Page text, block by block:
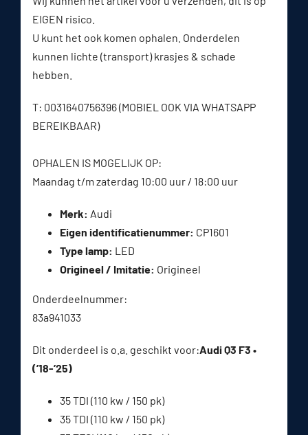
EIGEN risico.
U kunt het ook komen ophalen. Onderdelen
kunnen lichte (transport) krasjes & schade
hebben.
T: 0031640756396 (MOBIEL OOK VIA WHATSAPP
BEREIKBAAR)
OPHALEN IS MOGELIJK OP:
Maandag t/m zaterdag 10:00 uur / 18:00 uur
Merk: Audi
Eigen identificatienummer: CP1601
Type lamp: LED
Origineel / Imitatie: Origineel
Onderdeelnummer:
83a941033
Dit onderdeel is o.a. geschikt voor:Audi Q3 F3 •
(’18-’25)
35 TDI (110 kw / 150 pk)
35 TDI (110 kw / 150 pk)